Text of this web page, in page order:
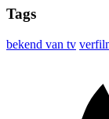
Tags
bekend van tv